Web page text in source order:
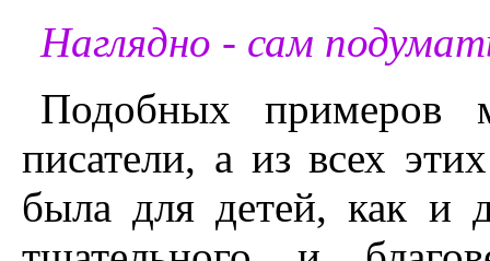
Наглядно - сам
Подобных примеров
писатели, а из всех
была для детей, как и